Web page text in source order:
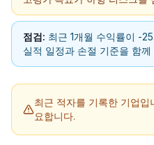
점검: 최근 1개월 수익률이 -
실적 일정과 손절 기준을 함께
최근 적자를 기록한 기업입
요합니다.